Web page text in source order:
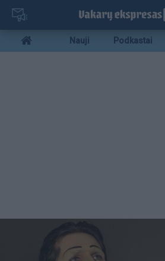
Pereiti
pagrindinį
turinį
Mobile
menu
Nauji Podkastai